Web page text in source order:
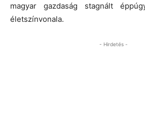
magyar gazdaság stagnált
életszínvonala.
- Hirdetés -